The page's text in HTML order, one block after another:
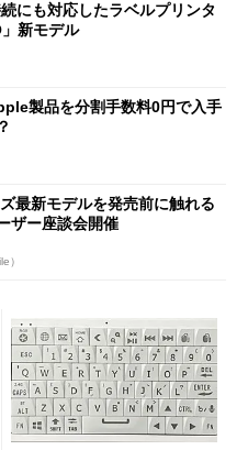
にも対応したラベルプリンタ
」新モデル
製品を分割手数料0円で入手
最新モデルを発売前に触れる
ザー座談会開催
）